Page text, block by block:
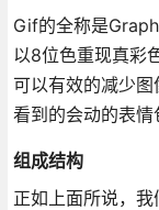
Gif的全称是
以8位色重现真彩
可以有效的减少
看到的会动的表情
组成结构
正如上面所说，我